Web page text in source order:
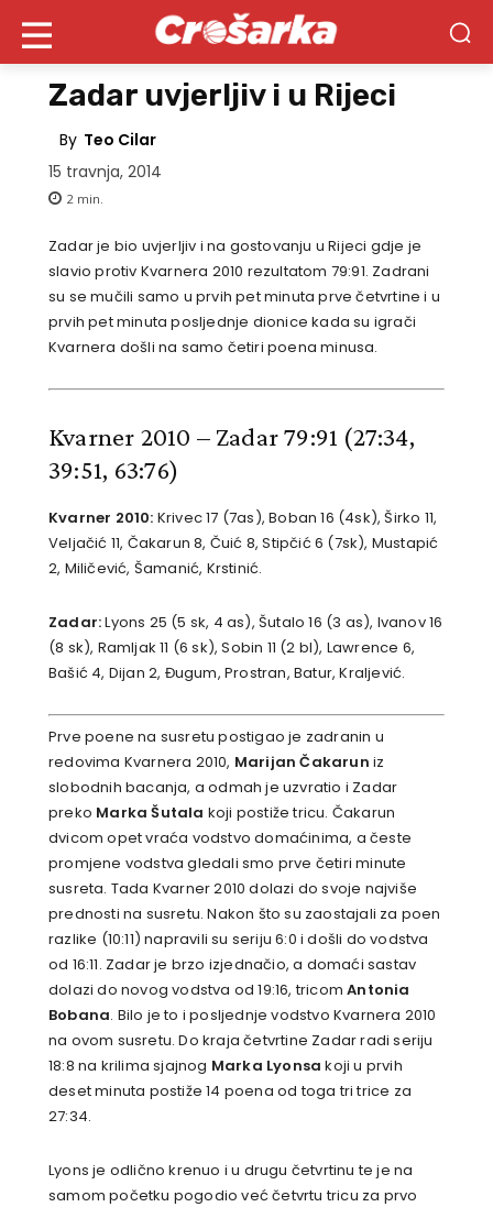
Zadar uvjerljiv i u Rijeci
By Teo Cilar
15 travnja, 2014
2 min.
Zadar je bio uvjerljiv i na gostovanju u Rijeci gdje je
slavio protiv Kvarnera 2010 rezultatom 79:91. Zadrani
su se mučili samo u prvih pet minuta prve četvrtine i u
prvih pet minuta posljednje dionice kada su igrači
Kvarnera došli na samo četiri poena minusa.
Kvarner 2010 – Zadar 79:91 (27:34,
39:51, 63:76)
Kvarner 2010: Krivec 17 (7as), Boban 16 (4sk), Širko 11,
Veljačić 11, Čakarun 8, Čuić 8, Stipčić 6 (7sk), Mustapić
2, Miličević, Šamanić, Krstinić.
Zadar:Lyons 25 (5 sk, 4 as), Šutalo 16 (3 as), Ivanov 16
(8 sk), Ramljak 11 (6 sk), Sobin 11 (2 bl), Lawrence 6,
Bašić 4, Dijan 2, Đugum, Prostran, Batur, Kraljević.
Prve poene na susretu postigao je zadranin u
redovima Kvarnera 2010, Marijan Čakarun iz
slobodnih bacanja, a odmah je uzvratio i Zadar
preko Marka Šutala koji postiže tricu. Čakarun
dvicom opet vraća vodstvo domaćinima, a česte
promjene vodstva gledali smo prve četiri minute
susreta. Tada Kvarner 2010 dolazi do svoje najviše
prednosti na susretu. Nakon što su zaostajali za poen
razlike (10:11) napravili su seriju 6:0 i došli do vodstva
od 16:11. Zadar je brzo izjednačio, a domaći sastav
dolazi do novog vodstva od 19:16, tricomAntonia
Bobana. Bilo je to i posljednje vodstvo Kvarnera 2010
na ovom susretu. Do kraja četvrtine Zadar radi seriju
18:8 na krilima sjajnog Marka Lyonsa koji u prvih
deset minuta postiže 14 poena od toga tri trice za
27:34.
Lyons je odlično krenuo i u drugu četvrtinu te je na
samom početku pogodio već četvrtu tricu za prvo